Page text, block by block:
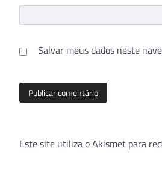
Salvar meus dados neste
Este site utiliza o Akismet para